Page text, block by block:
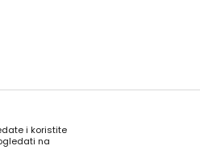
i koristite
na